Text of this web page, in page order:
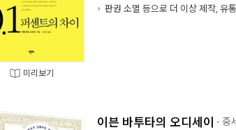
미리보기
판권 소멸 등으로 더 이상 제작, 유
이븐 바투타의 오디세이 - 중